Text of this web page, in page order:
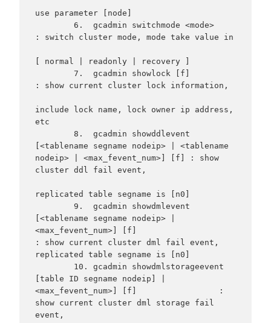
use parameter [node]
: switch cluster mode, mode take value in
[ normal | readonly | recovery ]
: show current cluster lock information,
include lock name, lock owner ip address,
etc
[<tablename segname nodeip> | <tablename
nodeip> | <max_fevent_num>] [f] : show
cluster ddl fail event,
replicated table segname is [n0]
[<tablename segname nodeip> |
<max_fevent_num>] [f]
: show current cluster dml fail event,
replicated table segname is [n0]
[table ID segname nodeip] |
<max_fevent_num>] [f]                 :
show current cluster dml storage fail
event,